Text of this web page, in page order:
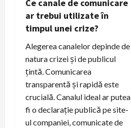
Ce canale de comunicare
ar trebui utilizate în
timpul unei crize?
Alegerea canalelor depinde de
natura crizei și de publicul
țintă. Comunicarea
transparentă și rapidă este
crucială. Canalul ideal ar putea
fi o declarație publică pe site-
ul companiei, comunicate de